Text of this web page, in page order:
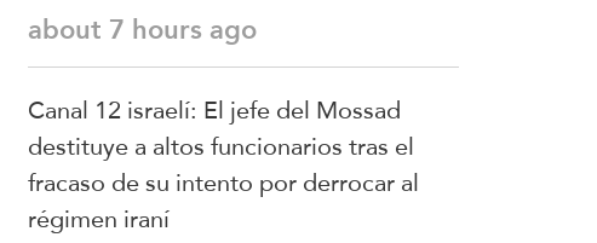
about 7 hours ago
Canal 12 israelí: El jefe del Mossad
destituye a altos funcionarios tras el
fracaso de su intento por derrocar al
régimen iraní